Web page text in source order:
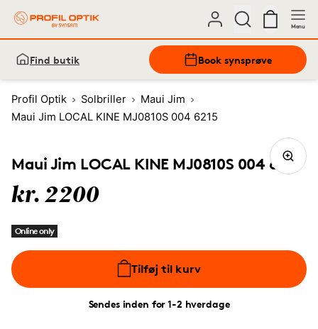
Menu
Find butik Book synsprøve
Profil Optik Solbriller
Maui Jim
Maui Jim LOCAL KINE MJ0810S 004 6215
Maui Jim LOCAL KINE MJ0810S 004 6215
kr. 2200
Online only
Tilføj til kurv
Sendes inden for 1-2 hverdage